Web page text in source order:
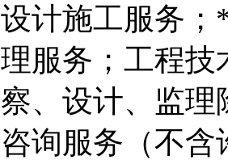
设计施工服务
理服务；工程技
察、设计、监理
咨询服务（不